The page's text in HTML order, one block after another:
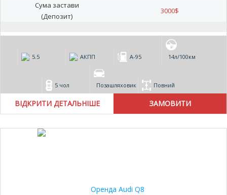
Сума застави
(Депозит)
3000$
5.5 АКПП А-95 14л/100км
5 чол Позашляховик Повний
ВІДКРИТИ ДЕТАЛЬНІШЕ